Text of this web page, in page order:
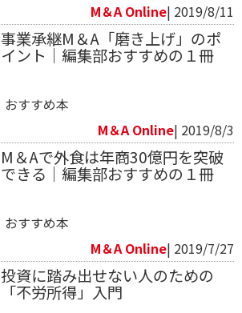
M＆A Online| 2019/8/11
事業承継M＆A「磨き上げ」のポ
イント｜編集部おすすめの１冊
おすすめ本
M＆A Online| 2019/8/3
M＆Aで外食は年商30億円を突破
できる｜編集部おすすめの１冊
おすすめ本
M＆A Online| 2019/7/27
投資に踏み出せない人のための
「不労所得」入門